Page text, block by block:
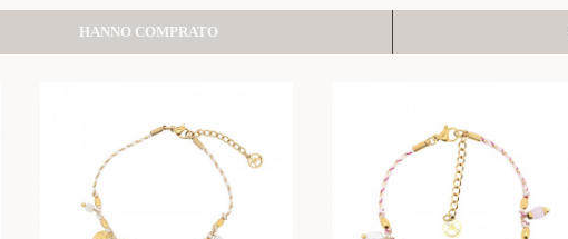
HANNO COMPRATO